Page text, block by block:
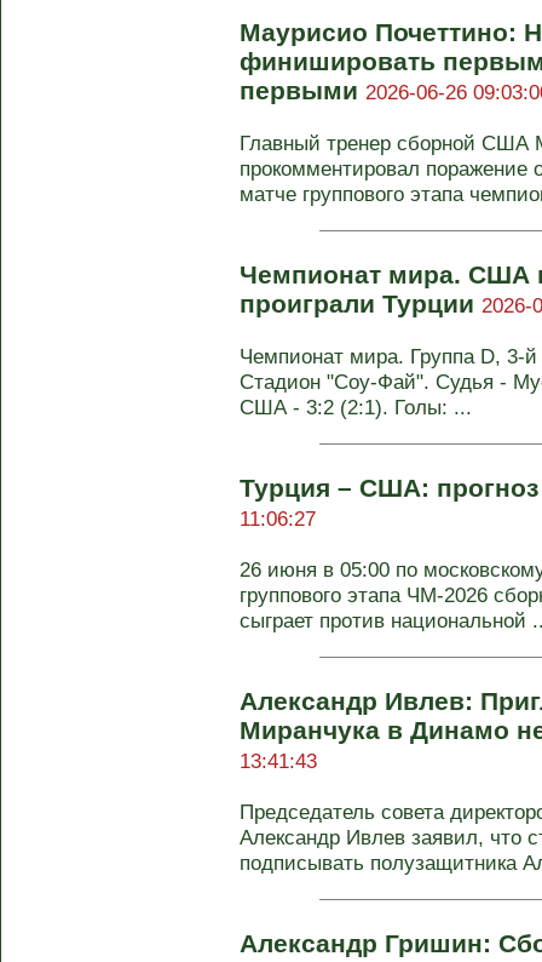
Маурисио Почеттино:
финишировать
первыми 2026-06-26
Главный тренер сборной США
прокомментировал поражение
матче группового этапа
Чемпионат мира. США
проиграли Турции 2026-
Чемпионат мира. Группа D, 3-
Стадион "Соу-Фай". Судья -
США - 3:2 (2:1). Голы: ...
Турция – США:
11:06:27
26 июня в 05:00 по
группового этапа ЧМ-2026
сыграет против национальной
Александр Ивлев:
Миранчука в Динамо
13:41:43
Председатель совета
Александр Ивлев заявил, что
подписывать полузащитника
Александр Гришин: